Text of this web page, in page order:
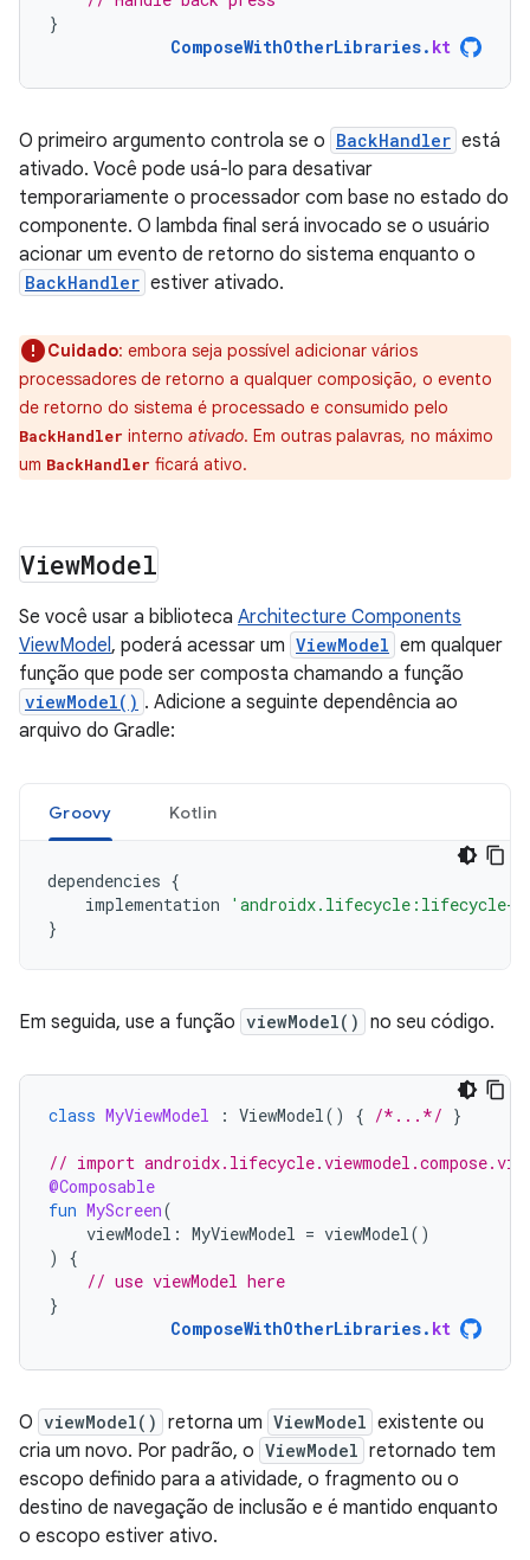
}
ComposeWithOtherLibraries. kt
O primeiro argumento controla se o BackHandler está
ativado. Você pode usá-lo para desativar
temporariamente o processador com base no estado do
componente. O lambda final será invocado se o usuário
acionar um evento de retorno do sistema enquanto o
BackHandler estiver ativado.
Cuidado: embora seja possível adicionar vários
processadores de retorno a qualquer composição, o evento
de retorno do sistema é processado e consumido pelo
BackHandler interno ativado. Em outras palavras, no máximo
um BackHandler ficará ativo.
ViewModel
Se você usar a biblioteca Architecture Components
ViewModel, poderá acessar um ViewModel em qualquer
função que pode ser composta chamando a função
viewModel() . Adicione a seguinte dependência ao
arquivo do Gradle:
Groovy Kotlin
dependencies {
implementation
'androidx.lifecycle:lifecycle-
}
Em seguida, use a função viewModel() no seu código.
class MyViewModel : ViewModel() { /*...*/ }
// import
@Composable
fun MyScreen(
viewModel : MyViewModel = viewModel()
)
{
// use viewModel here
}
ComposeWithOtherLibraries. kt
O viewModel() retorna um ViewModel existente ou
cria um novo. Por padrão, o ViewModel retornado tem
escopo definido para a atividade, o fragmento ou o
destino de navegação de inclusão e é mantido enquanto
o escopo estiver ativo.